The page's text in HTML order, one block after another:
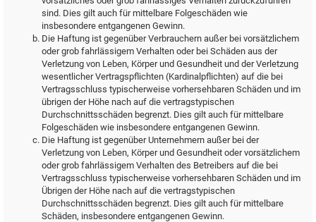
sind. Dies gilt auch für mittelbare Folgeschäden wie
insbesondere entgangenen Gewinn.
Die Haftung ist gegenüber Verbrauchern außer bei vorsätzlichem
oder grob fahrlässigem Verhalten oder bei Schäden aus der
Verletzung von Leben, Körper und Gesundheit und der Verletzung
wesentlicher Vertragspflichten (Kardinalpflichten) auf die bei
Vertragsschluss typischerweise vorhersehbaren Schäden und im
übrigen der Höhe nach auf die vertragstypischen
Durchschnittsschäden begrenzt. Dies gilt auch für mittelbare
Folgeschäden wie insbesondere entgangenen Gewinn.
Die Haftung ist gegenüber Unternehmern außer bei der
Verletzung von Leben, Körper und Gesundheit oder vorsätzlichem
oder grob fahrlässigem Verhalten des Betreibers auf die bei
Vertragsschluss typischerweise vorhersehbaren Schäden und im
Übrigen der Höhe nach auf die vertragstypischen
Durchschnittsschäden begrenzt. Dies gilt auch für mittelbare
Schäden, insbesondere entgangenen Gewinn.